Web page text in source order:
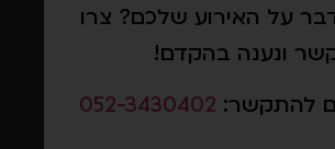
על האירוע שלכם? צרו
ונענה בהקדם!
להתקשר: 052-3430402